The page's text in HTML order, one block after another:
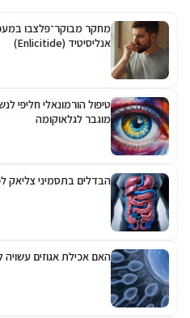
אנליסיטיד (Enlicitide)
טיפול הורמונאלי חליפי
מוגבר לגלאוקומה
הבדלים בתסמיני צליאק
האם אכילת אגוזים